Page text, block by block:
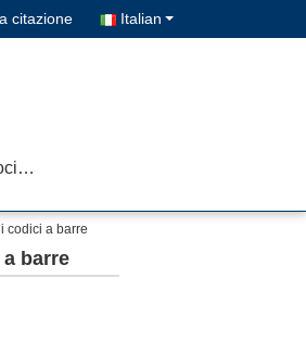
citazione Italian
Notizie della società
codici a barre
barre